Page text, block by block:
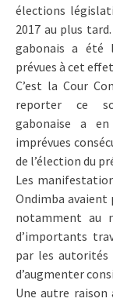
élections
2017 au plus
gabonais a été
prévues à cet
C’est la Cour
reporter ce
gabonaise a
imprévues
de l’élection du
Les
Ondimba avaient
notamment au
d’importants
par les autorités
d’augmenter
Une autre